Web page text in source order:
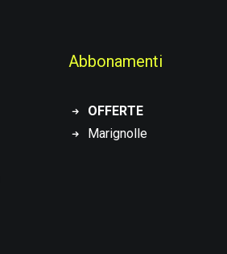
Abbonamenti
OFFERTE
Marignolle